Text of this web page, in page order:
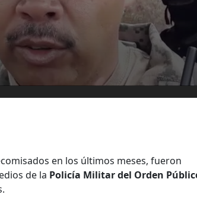
en los últimos meses, fueron
de la Policía Militar del Orden